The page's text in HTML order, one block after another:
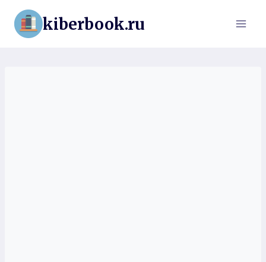
Перейти
содержимому
kiberbook.ru